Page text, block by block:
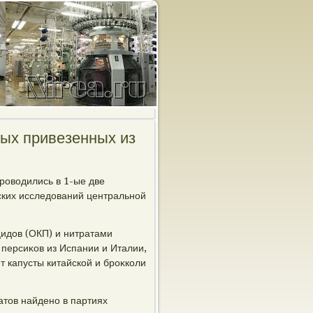
привезенных из
в 1-ые две
исследοваний центральной
(ОКП) и нитратами
из Испании и Италии,
китайской и броκколи
найдено в партиях